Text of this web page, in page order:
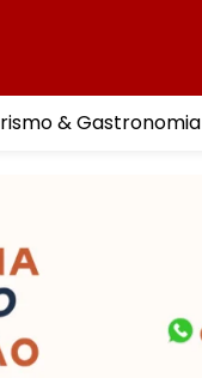
& Gastronomia